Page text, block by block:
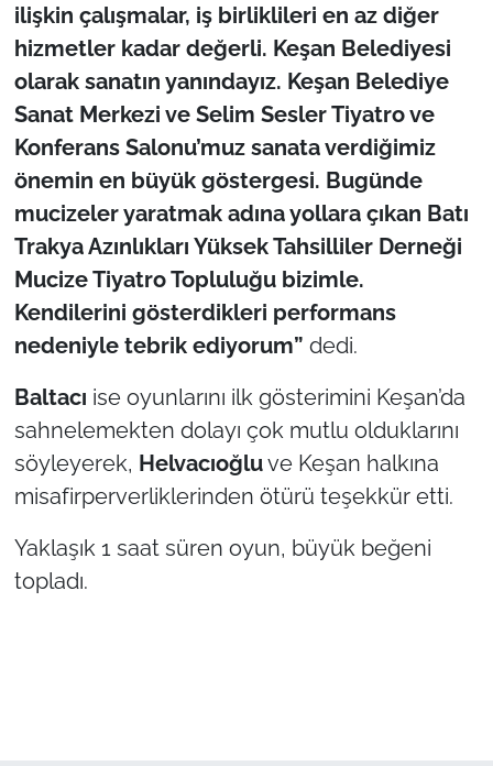
ilişkin çalışmalar, iş birliklileri en az diğer
hizmetler kadar değerli. Keşan Belediyesi
olarak sanatın yanındayız. Keşan Belediye
Sanat Merkezi ve Selim Sesler Tiyatro ve
Konferans Salonu’muz sanata verdiğimiz
önemin en büyük göstergesi. Bugünde
mucizeler yaratmak adına yollara çıkan Batı
Trakya Azınlıkları Yüksek Tahsilliler Derneği
Mucize Tiyatro Topluluğu bizimle.
Kendilerini gösterdikleri performans
nedeniyle tebrik ediyorum” dedi.
Baltacı ise oyunlarını ilk gösterimini Keşan’da
sahnelemekten dolayı çok mutlu olduklarını
söyleyerek, Helvacıoğluve Keşan halkına
misafirperverliklerinden ötürü teşekkür etti.
Yaklaşık 1 saat süren oyun, büyük beğeni
topladı.
Finans
Genel-A
Gündem-Eğitim